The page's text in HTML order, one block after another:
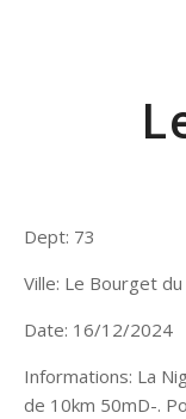
Dept: 73
Ville: Le Bourget du
Date: 16/12/2024
Informations: La
de 10km 50mD-.